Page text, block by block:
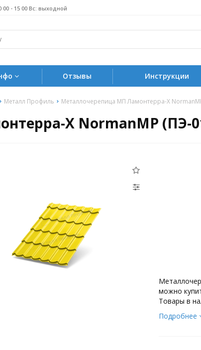
00 - 15 00 Вс: выходной
Отзывы Инструкции
Металл Профиль Металлочерепица МП Ламонтерра-X
X NormanMP (ПЭ-
можно
Товары в
Подробнее